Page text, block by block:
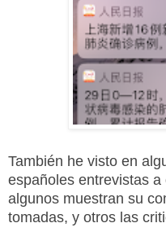
También he visto en
españoles entrevistas
algunos muestran su
tomadas, y otros las